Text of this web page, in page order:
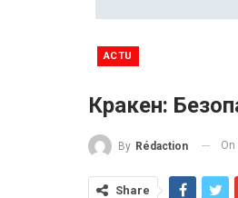
ACTU
Кракен:
By Rédaction On
Share